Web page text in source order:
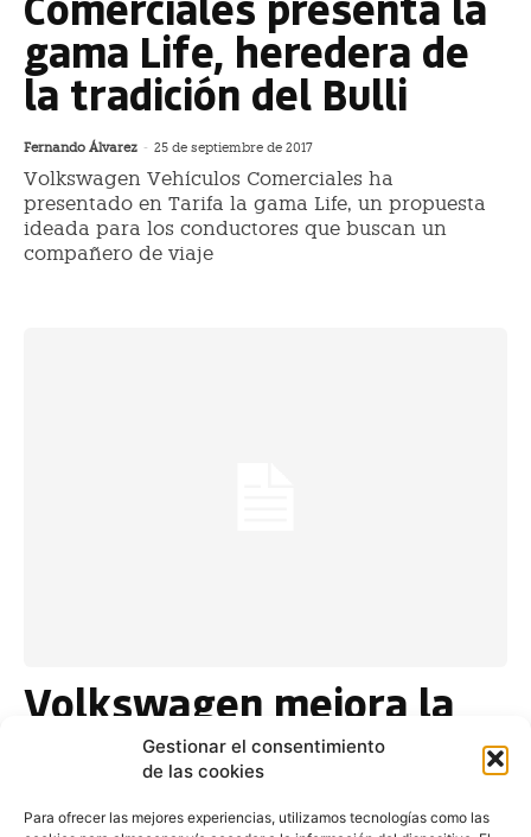
Gestionar el consentimiento
de las cookies
Para ofrecer las mejores experiencias, utilizamos tecnologías como las
gama Life, heredera de
la tradición del Bulli
Fernando Álvarez - 25 de septiembre de 2017
Volkswagen Vehículos Comerciales ha
presentado en Tarifa la gama Life, un propuesta
ideada para los conductores que buscan un
compañero de viaje
Volkswagen mejora la
gama T6 con el
lanzamiento del nuevo